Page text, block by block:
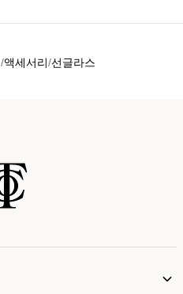
액세서리 선글라스